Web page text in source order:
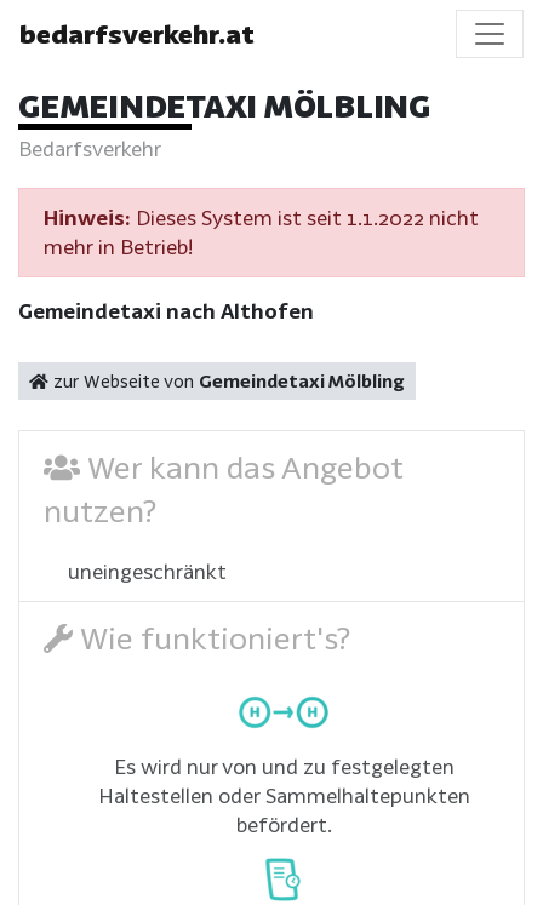
bedarfsverkehr.at
GEMEINDETAXI MÖLBLING
Bedarfsverkehr
Hinweis: Dieses System ist seit 1.1.2022 nicht
mehr in Betrieb!
Gemeindetaxi nach Althofen
zur Webseite von Gemeindetaxi Mölbling
Wer kann das Angebot
nutzen?
uneingeschränkt
Wie funktioniert's?
Es wird nur von und zu festgelegten
Haltestellen oder Sammelhaltepunkten
befördert.